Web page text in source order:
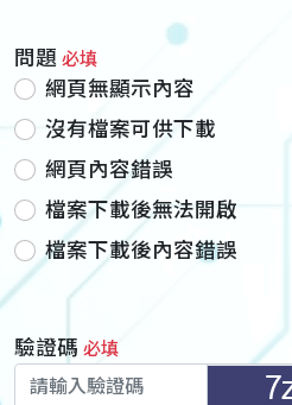
問題 必填
網頁無顯示內容
沒有檔案可供下載
網頁內容錯誤
檔案下載後無法開啟
檔案下載後內容錯誤
驗證碼 必填